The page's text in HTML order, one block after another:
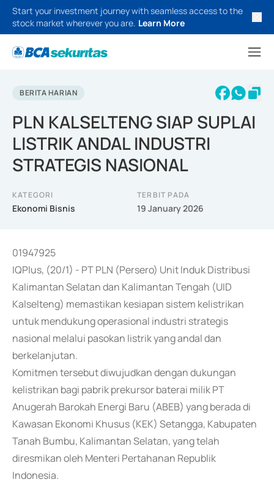
Start your investment journey with seamless access to the
stock market wherever you are. Learn More
BERITA HARIAN
PLN KALSELTENG SIAP SUPLAI
LISTRIK ANDAL INDUSTRI
STRATEGIS NASIONAL
KATEGORI
Ekonomi Bisnis
TERBIT PADA
19 January 2026
01947925
IQPlus, (20/1) - PT PLN (Persero) Unit Induk Distribusi
Kalimantan Selatan dan Kalimantan Tengah (UID
Kalselteng) memastikan kesiapan sistem kelistrikan
untuk mendukung operasional industri strategis
nasional melalui pasokan listrik yang andal dan
berkelanjutan.
Komitmen tersebut diwujudkan dengan dukungan
kelistrikan bagi pabrik prekursor baterai milik PT
Anugerah Barokah Energi Baru (ABEB) yang berada di
Kawasan Ekonomi Khusus (KEK) Setangga, Kabupaten
Tanah Bumbu, Kalimantan Selatan, yang telah
diresmikan oleh Menteri Pertahanan Republik
Indonesia.